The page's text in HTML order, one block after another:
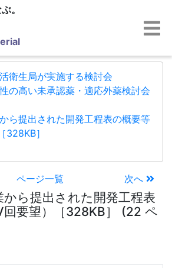
。
衛生局が実施する検討会
の高い未承認薬・適応外薬検討会
ら提出された開発工程表の概要等
328KB］
ページ一覧 次へ
ら提出された開発工程表
回要望）［328KB］ (22 ペ